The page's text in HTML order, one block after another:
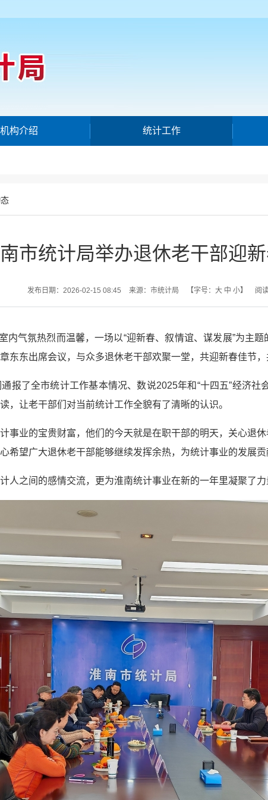
机构介绍 统计工作
市统计局举办退休老干部迎
发布日期：2026-02-15 08:45 来源：市统计局 【字号： 大 中 小】 阅读
内气氛热烈而温馨，一场以“迎新春、叙情谊、谋发展”为主
东东出席会议，与众多退休老干部欢聚一堂，共迎新春佳节，
报了全市统计工作基本情况、数说2025年和“十四五”经济
，让老干部们对当前统计工作全貌有了清晰的认识。
事业的宝贵财富，他们的今天就是在职干部的明天，关心退
希望广大退休老干部能够继续发挥余热，为统计事业的发展贡
人之间的感情交流，更为淮南统计事业在新的一年里凝聚了力